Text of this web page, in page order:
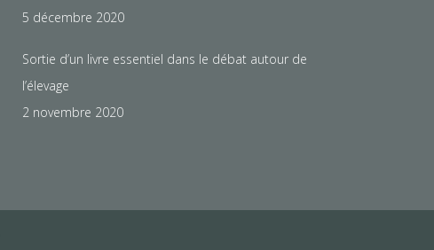
5 décembre 2020
Sortie d’un livre essentiel dans le débat autour de
l’élevage
2 novembre 2020